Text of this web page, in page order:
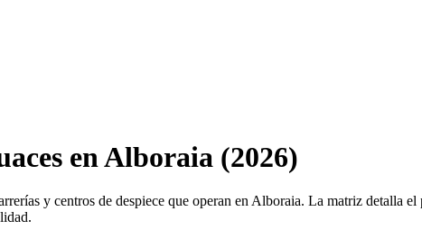
en Alboraia (2026)
y centros de despiece que operan en Alboraia. La matriz